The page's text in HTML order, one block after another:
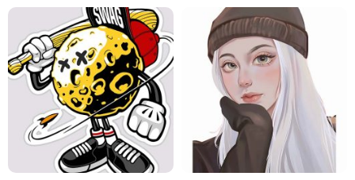
7.000₫
đến
34.000₫